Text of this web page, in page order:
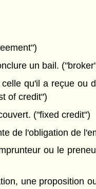
un bail.
qu'il a reçue ou
of credit")
("fixed credit")
de l'obligation de
ou le
une proposition